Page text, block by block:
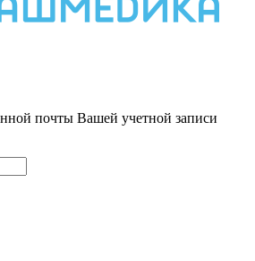
почты Вашей учетной записи